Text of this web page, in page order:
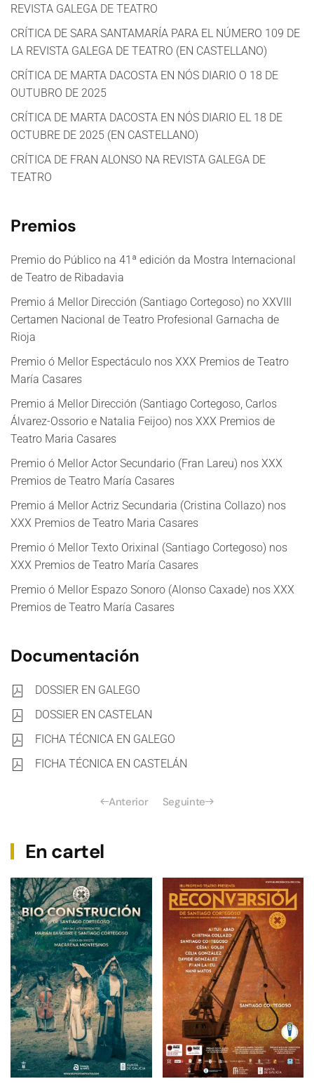
REVISTA GALEGA DE TEATRO
CRÍTICA DE SARA SANTAMARÍA PARA EL NÚMERO 109 DE
LA REVISTA GALEGA DE TEATRO (EN CASTELLANO)
CRÍTICA DE MARTA DACOSTA EN NÓS DIARIO O 18 DE
OUTUBRO DE 2025
CRÍTICA DE MARTA DACOSTA EN NÓS DIARIO EL 18 DE
OCTUBRE DE 2025 (EN CASTELLANO)
CRÍTICA DE FRAN ALONSO NA REVISTA GALEGA DE
TEATRO
Premios
Premio do Público na 41ª edición da Mostra Internacional
de Teatro de Ribadavia
Premio á Mellor Dirección (Santiago Cortegoso) no XXVIII
Certamen Nacional de Teatro Profesional Garnacha de
Rioja
Premio ó Mellor Espectáculo nos XXX Premios de Teatro
María Casares
Premio á Mellor Dirección (Santiago Cortegoso, Carlos
Álvarez-Ossorio e Natalia Feijoo) nos XXX Premios de
Teatro Maria Casares
Premio ó Mellor Actor Secundario (Fran Lareu) nos XXX
Premios de Teatro María Casares
Premio á Mellor Actriz Secundaria (Cristina Collazo) nos
XXX Premios de Teatro Maria Casares
Premio ó Mellor Texto Orixinal (Santiago Cortegoso) nos
XXX Premios de Teatro María Casares
Premio ó Mellor Espazo Sonoro (Alonso Caxade) nos XXX
Premios de Teatro María Casares
Documentación
DOSSIER EN GALEGO
DOSSIER EN CASTELAN
FICHA TÉCNICA EN GALEGO
FICHA TÉCNICA EN CASTELÁN
Anterior Seguinte
En cartel